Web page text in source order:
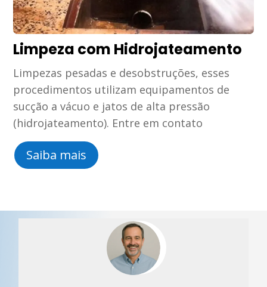
Limpeza com Hidrojateamento
Limpezas pesadas e desobstruções, esses
procedimentos utilizam equipamentos de
sucção a vácuo e jatos de alta pressão
(hidrojateamento). Entre em contato
Saiba mais